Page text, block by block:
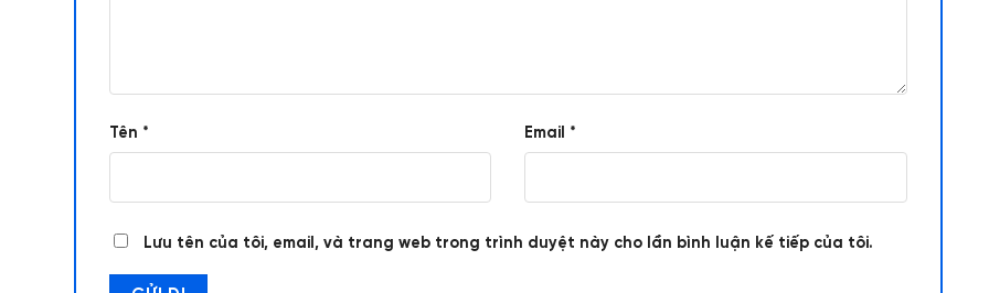
Tên * Email *
Lưu tên của tôi, email, và trang web trong trình duyệt này cho lần bình luận kế tiếp của tôi.